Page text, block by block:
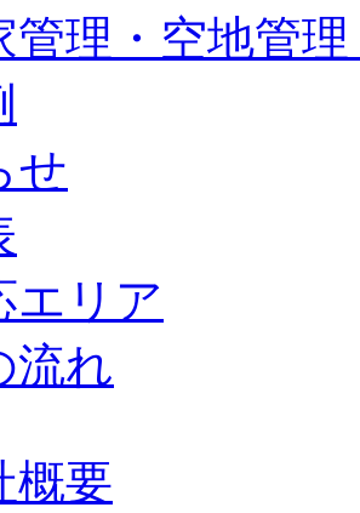
管理・空地管
せ
エリア
流れ
概要